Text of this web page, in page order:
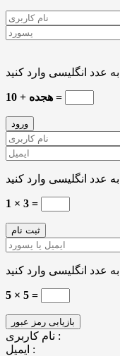
10 + هجده =
1 × 3 =
5 × 5 =
نام کاربری :
ایمیل :